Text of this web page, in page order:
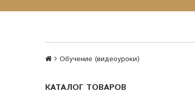
Обучение (видеоуроки)
КАТАЛОГ ТОВАРОВ